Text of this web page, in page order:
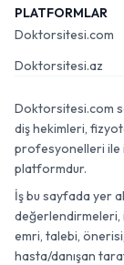
PLATFORMLAR
Doktorsitesi.com
Doktorsitesi.az
Doktorsitesi.com
diş hekimleri,
profesyonelleri ile
platformdur.
İş bu sayfada yer
değerlendirmeleri,
emri, talebi,
hasta/danışan